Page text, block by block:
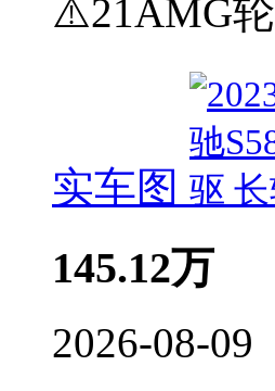
⚠️21AMG轮
实车图
145.12万
2026-08-09